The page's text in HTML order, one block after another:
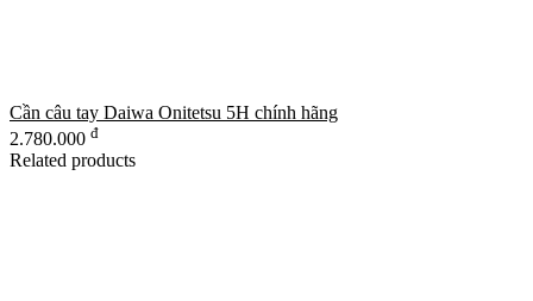
Cần câu tay Daiwa Onitetsu 5H chính hãng
2.780.000 đ
Related products